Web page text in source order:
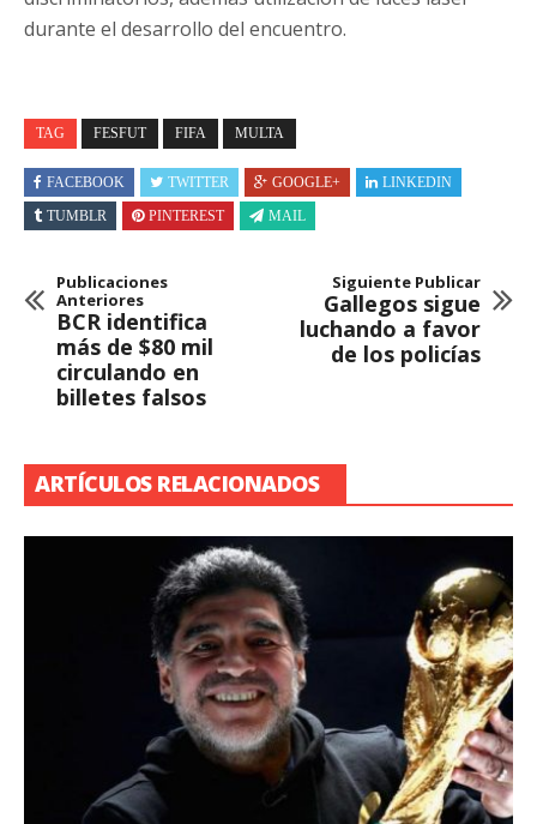
durante el desarrollo del encuentro.
TAG FESFUT FIFA MULTA
FACEBOOK TWITTER GOOGLE+
LINKEDIN
TUMBLR
PINTEREST MAIL
Publicaciones
Anteriores
BCR identifica
más de $80 mil
circulando en
billetes falsos
Siguiente Publicar
Gallegos sigue
luchando a favor
de los policías
ARTÍCULOS RELACIONADOS